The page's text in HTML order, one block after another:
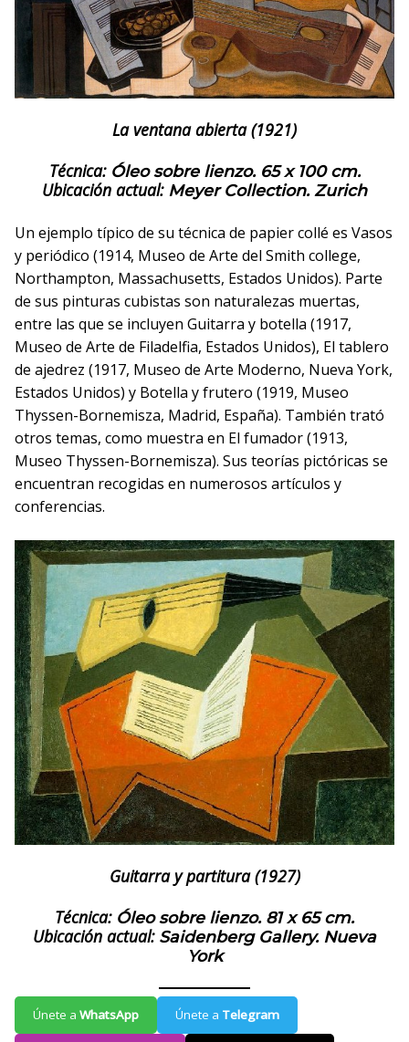
La ventana abierta (1921)
Técnica: Óleo sobre lienzo. 65 x 100 cm.
Ubicación actual: Meyer Collection. Zurich
Un ejemplo típico de su técnica de papier collé es Vasos
y periódico (1914, Museo de Arte del Smith college,
Northampton, Massachusetts, Estados Unidos). Parte
de sus pinturas cubistas son naturalezas muertas,
entre las que se incluyen Guitarra y botella (1917,
Museo de Arte de Filadelfia, Estados Unidos), El tablero
de ajedrez (1917, Museo de Arte Moderno, Nueva York,
Estados Unidos) y Botella y frutero (1919, Museo
Thyssen-Bornemisza, Madrid, España). También trató
otros temas, como muestra en El fumador (1913,
Museo Thyssen-Bornemisza). Sus teorías pictóricas se
encuentran recogidas en numerosos artículos y
conferencias.
Guitarra y partitura (1927)
Técnica: Óleo sobre lienzo. 81 x 65 cm.
Ubicación actual: Saidenberg Gallery. Nueva
York
Únete a WhatsApp Únete a Telegram